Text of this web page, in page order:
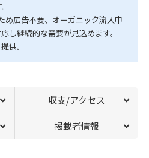
め広告不要、オーガニック流入中
し継続的な需要が見込めます。
供。
収支/アクセス
掲載者情報